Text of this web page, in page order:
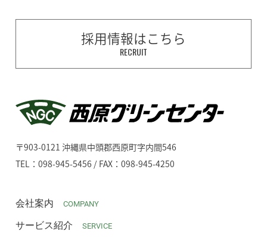
採用情報はこちら
RECRUIT
〒903-0121 沖縄県中頭郡西原町字内間546
TEL：098-945-5456 / FAX：098-945-4250
会社案内 COMPANY
サービス紹介 SERVICE